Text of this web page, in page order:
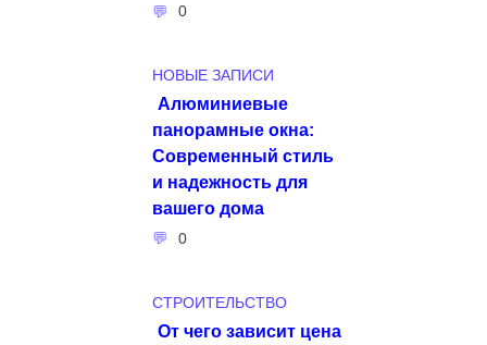
0
НОВЫЕ ЗАПИСИ
Алюминиевые
панорамные окна:
Современный стиль
и надежность для
вашего дома
0
СТРОИТЕЛЬСТВО
От чего зависит цена